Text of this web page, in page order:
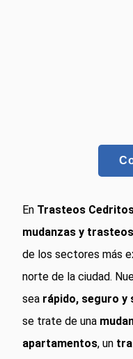
En Trasteos
mudanzas y
de los sectores más
norte de la ciudad.
sea rápido, seguro y
se trate de una
apartamentos, un